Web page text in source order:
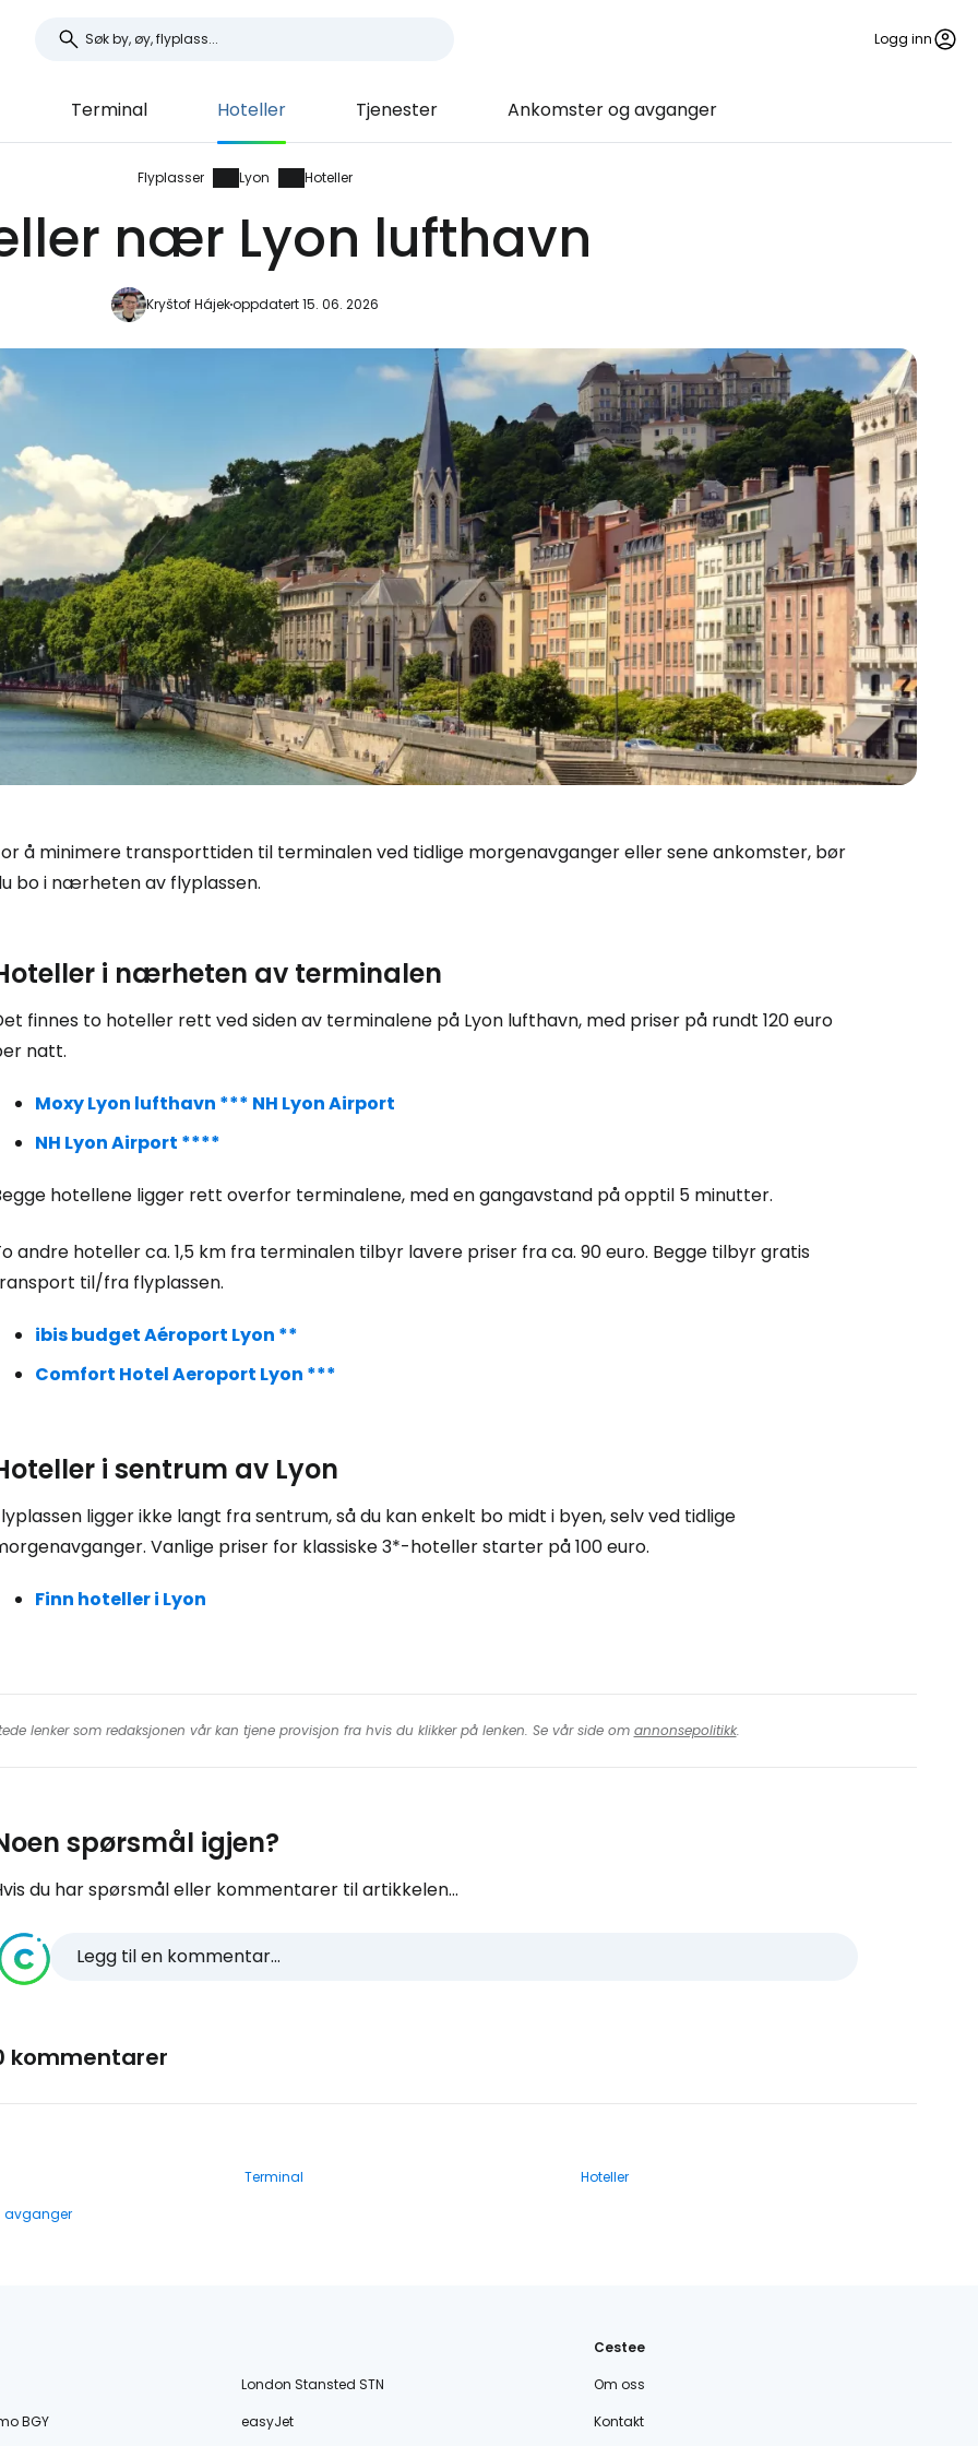
Logg inn
Terminal Hoteller Tjenester Ankomster og avganger
Flyplasser Lyon Hoteller
nær Lyon lufthavn
Kryštof Hájekoppdatert 15. 06. 2026
å minimere transporttiden til terminalen ved tidlige morgenavganger eller sene ankomster, bør
bo i nærheten av flyplassen.
i nærheten av terminalen
finnes to hoteller rett ved siden av terminalene på Lyon lufthavn, med priser på rundt 120 euro
natt.
Moxy Lyon lufthavn *** NH Lyon Airport
NH Lyon Airport ****
hotellene ligger rett overfor terminalene, med en gangavstand på opptil 5 minutter.
andre hoteller ca. 1,5 km fra terminalen tilbyr lavere priser fra ca. 90 euro. Begge tilbyr gratis
til/fra flyplassen.
ibis budget Aéroport Lyon **
Comfort Hotel Aeroport Lyon ***
i sentrum av Lyon
ligger ikke langt fra sentrum, så du kan enkelt bo midt i byen, selv ved tidlige
Vanlige priser for klassiske 3*-hoteller starter på 100 euro.
Finn hoteller i Lyon
lenker som redaksjonen vår kan tjene provisjon fra hvis du klikker på lenken. Se vår side om annonsepolitikk.
spørsmål igjen?
du har spørsmål eller kommentarer til artikkelen...
Legg til en kommentar...
kommentarer
Terminal
Hoteller
avganger
London Stansted STN
BGY
easyJet
Cestee
Om oss
Kontakt
Logg inn på Cestee
Fortsett med Facebook